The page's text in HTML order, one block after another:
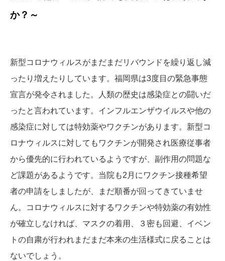
か？～
新型コロナウィルスがまだまだリバウンドを繰り返し減
ったり増えたりしています。福岡県は3度目の緊急事態
宣言が発令されました。人類の歴史は感染症との闘いだ
ったと言われています。インフルエンザウイルスや他の
感染症に対しては特効薬やワクチンがあります。新型コ
ロナウィルスに対してもワクチンが開発され医療従事者
から優先的に行われているようですが、副作用の問題な
ど課題があるようです。当院も2月にワクチン接種希望
者の申請をしましたが、まだ順番が回ってきていませ
ん。コロナウィルスに対するワクチンや特効薬の有効性
が確立しなければ、マスクの着用、３密も回避、イベン
トの自粛が行われまだまだ本来の生活様式に戻ることは
ないでしょう。